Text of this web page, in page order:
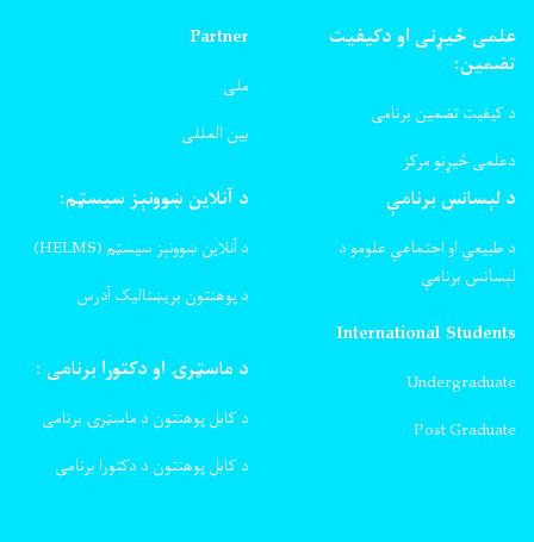
علمی څیړنی او دکیفیت
تضمین:
د کیفیت تضمین برنامی
دعلمی څیړنو مرکز
Partner
ملی
بین المللی
د لېسانس برنامې
د طبیعي او اجتماعي علومو د
لېسانس برنامې
د آنلاین ښوونېز سیسټم:
د آنلاین ښوونېز سیسټم (HELMS)
د پوهنتون بریښنالیک آدرس
International Students
Undergraduate
Post Graduate
د ماسټرۍ او دکتورا برنامی :
د کابل پوهنتون د ماسټرۍ برنامی
د کابل پوهنتون د دکتورا برنامی